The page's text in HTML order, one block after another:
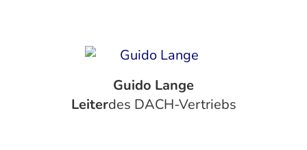
Guido Lange
‍Leiterdes DACH-Vertriebs